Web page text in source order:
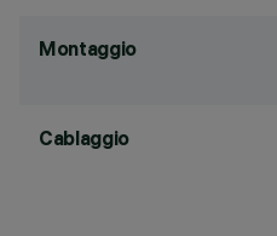
Montaggio
Cablaggio